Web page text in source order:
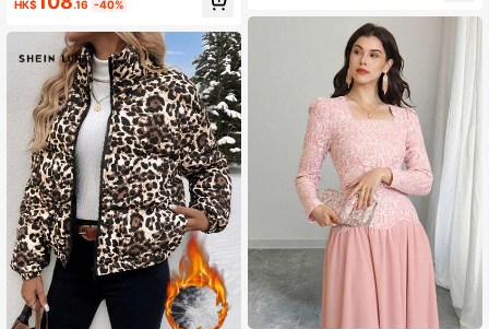
HK$ .16 -40%